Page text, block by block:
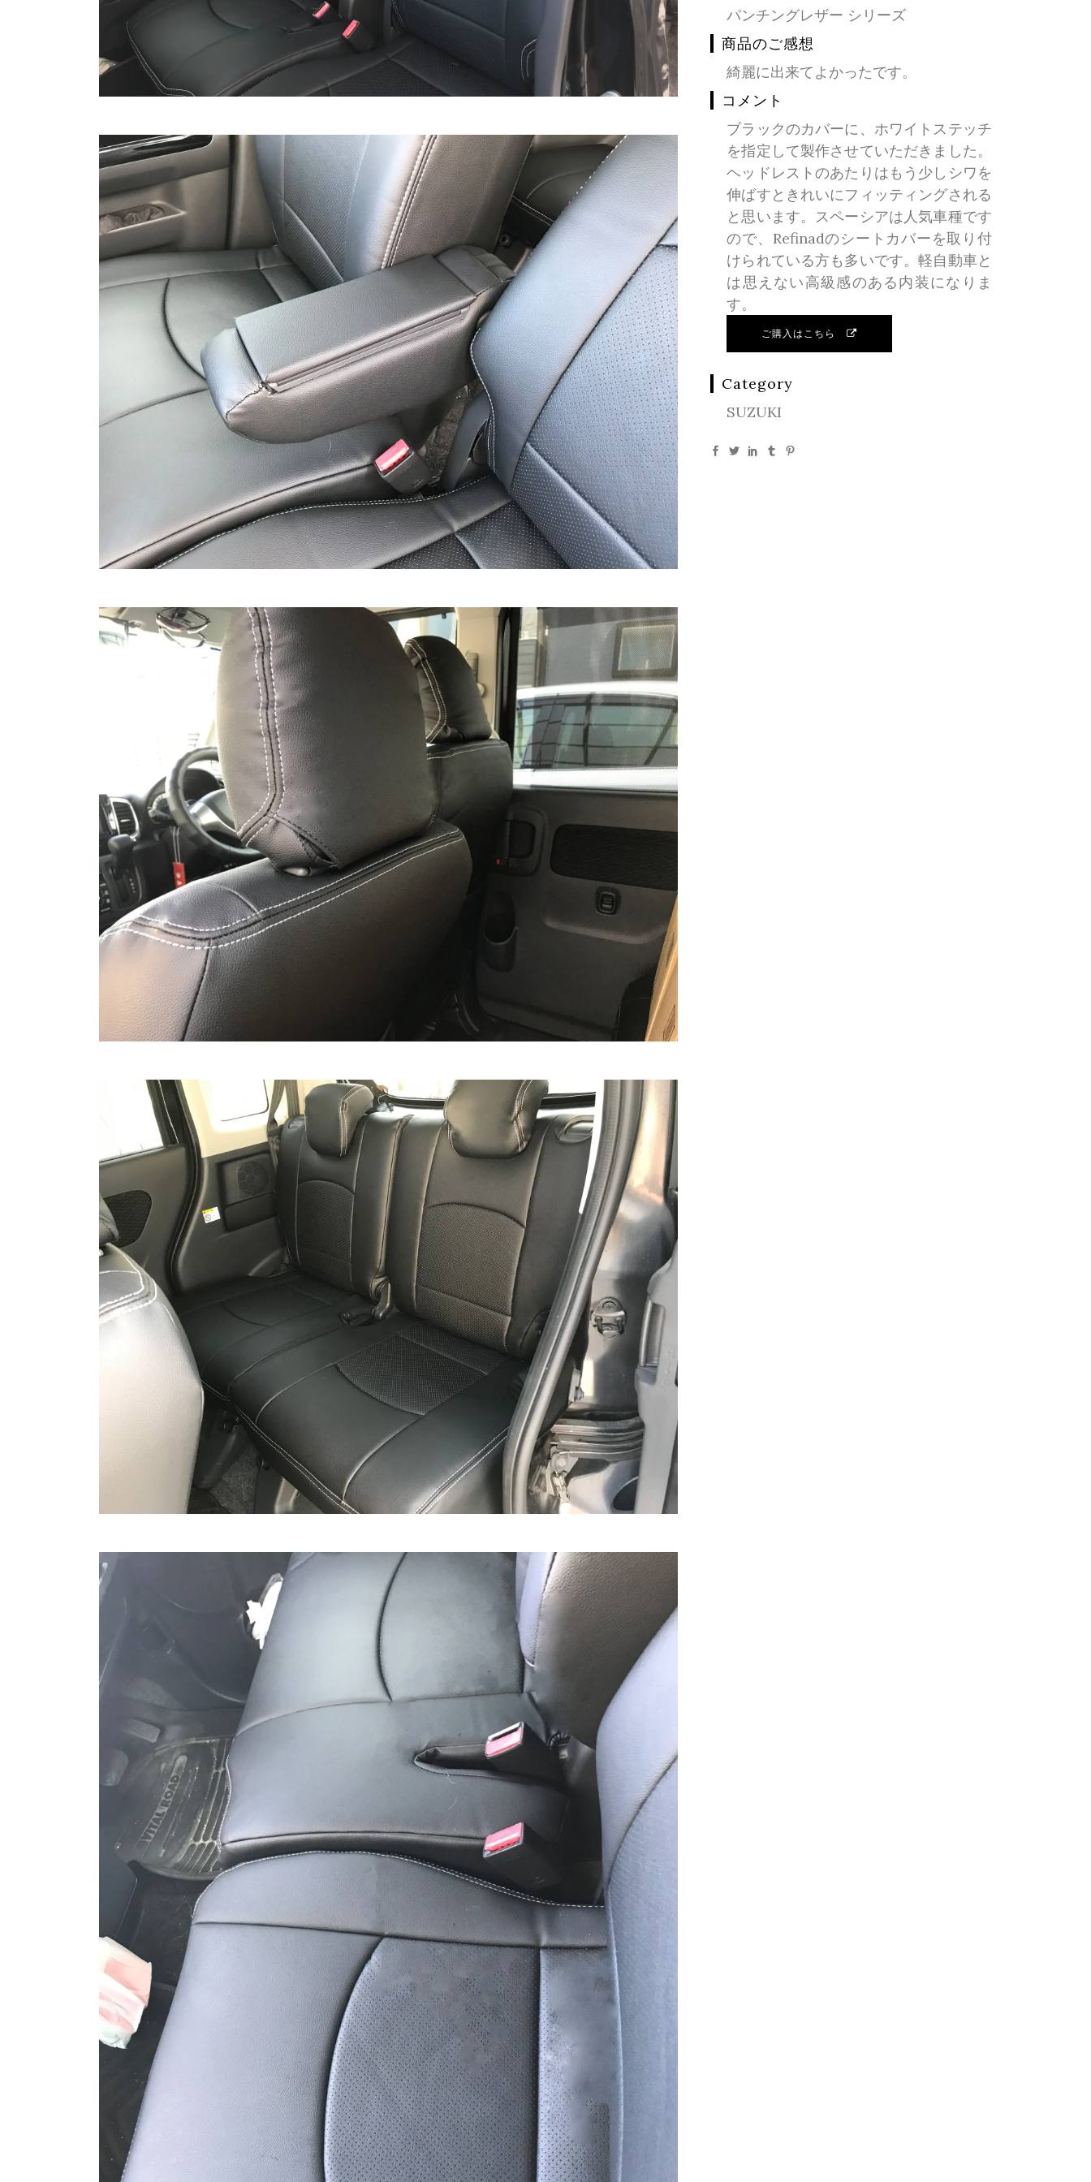
パンチングレザー シリーズ
商品のご感想
綺麗に出来てよかったです。
コメント
ブラックのカバーに、ホワイトステッチ
を指定して製作させていただきました。
ヘッドレストのあたりはもう少しシワを
伸ばすときれいにフィッティングされる
と思います。スペーシアは人気車種です
ので、Refinadのシートカバーを取り付
けられている方も多いです。軽自動車と
は思えない高級感のある内装になりま
す。
ご購入はこちら
Category
SUZUKI